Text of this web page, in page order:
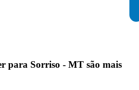
para Sorriso - MT são mais